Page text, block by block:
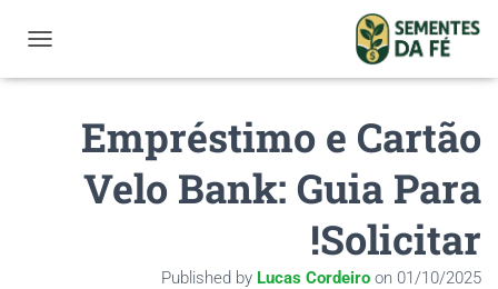
Empréstimo e Cartão
Velo Bank: Guia Para
Solicitar!
Published by Lucas Cordeiro on 01/10/2025